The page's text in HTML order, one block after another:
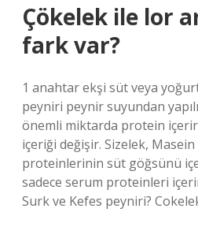
Çökelek ile lor
fark var?
1 anahtar ekşi süt veya
peyniri peynir suyundan
önemli miktarda protein
içeriği değişir. Sizelek,
proteinlerinin süt göğsünü
sadece serum proteinleri
Surk ve Kefes peyniri?